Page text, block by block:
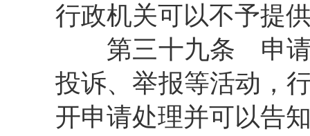
行政机关可以不予提
第三十九条 申请
投诉、举报等活动，
开申请处理并可以告